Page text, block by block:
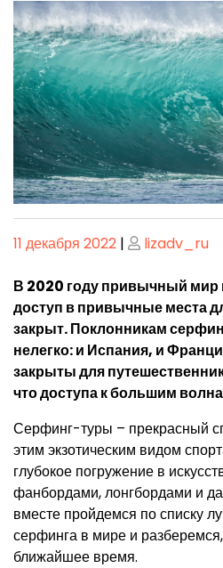
Опубликовано
11 декабря 2022 | Опубликовано
lizadv_ru
В 2020 году привычный мир
доступ в привычные места
закрыт. Поклонникам
нелегко: и Испания, и
закрыты для
что доступа к большим
Серфинг-туры – прекрасный
этим экзотическим видом
глубокое погружение в
фанбордами, лонгбордами и
вместе пройдемся по списку
серфинга в мире и
ближайшее время.